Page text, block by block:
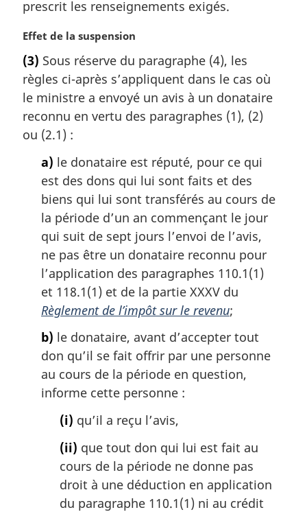
prescrit les renseignements exigés.
N
t
e
m
a
g
Effet de la suspension
(3) Sous réserve du paragraphe (4), les
règles ci-après s’appliquent dans le cas où
le ministre a envoyé un avis à un donataire
reconnu en vertu des paragraphes (1), (2)
ou (2.1) :
a) le donataire est réputé, pour ce qui
est des dons qui lui sont faits et des
biens qui lui sont transférés au cours de
la période d’un an commençant le jour
qui suit de sept jours l’envoi de l’avis,
ne pas être un donataire reconnu pour
l’application des paragraphes 110.1(1)
et 118.1(1) et de la partie XXXV du
Règlement de l’impôt sur le revenu;
b) le donataire, avant d’accepter tout
don qu’il se fait offrir par une personne
au cours de la période en question,
informe cette personne :
(i) qu’il a reçu l’avis,
(ii) que tout don qui lui est fait au
cours de la période ne donne pas
droit à une déduction en application
du paragraphe 110.1(1) ni au crédit